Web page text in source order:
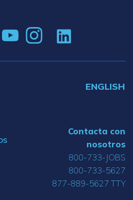
ENGLISH
Contacta con
nosotros
800-733-JOBS
800-733-5627
877-889-5627 TTY